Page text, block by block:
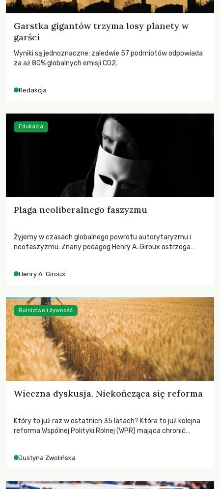
Garstka gigantów trzyma losy planety w
garści
Wyniki są jednoznaczne: zaledwie 57 podmiotów odpowiada
za aż 80% globalnych emisji CO2.
Redakcja
Plaga neoliberalnego faszyzmu
Żyjemy w czasach globalnego powrotu autorytaryzmu i
neofaszyzmu. Znany pedagog Henry A. Giroux ostrzega
wychowają świadomych obywateli?
Henry A. Giroux
Edukacja
Wieczna dyskusja. Niekończąca się reforma
Który to już raz w ostatnich 35 latach? Która to już kolejna
reforma Wspólnej Polityki Rolnej (WPR) mająca chronić
Justyna Zwolińska
Rolnictwo i żywność